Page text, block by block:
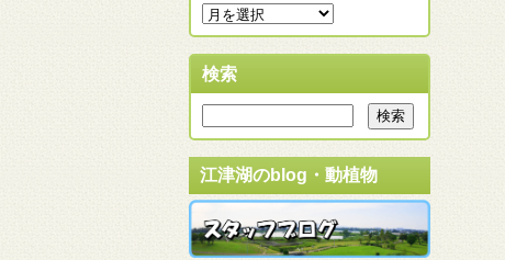
検索
江津湖のblog・動植物